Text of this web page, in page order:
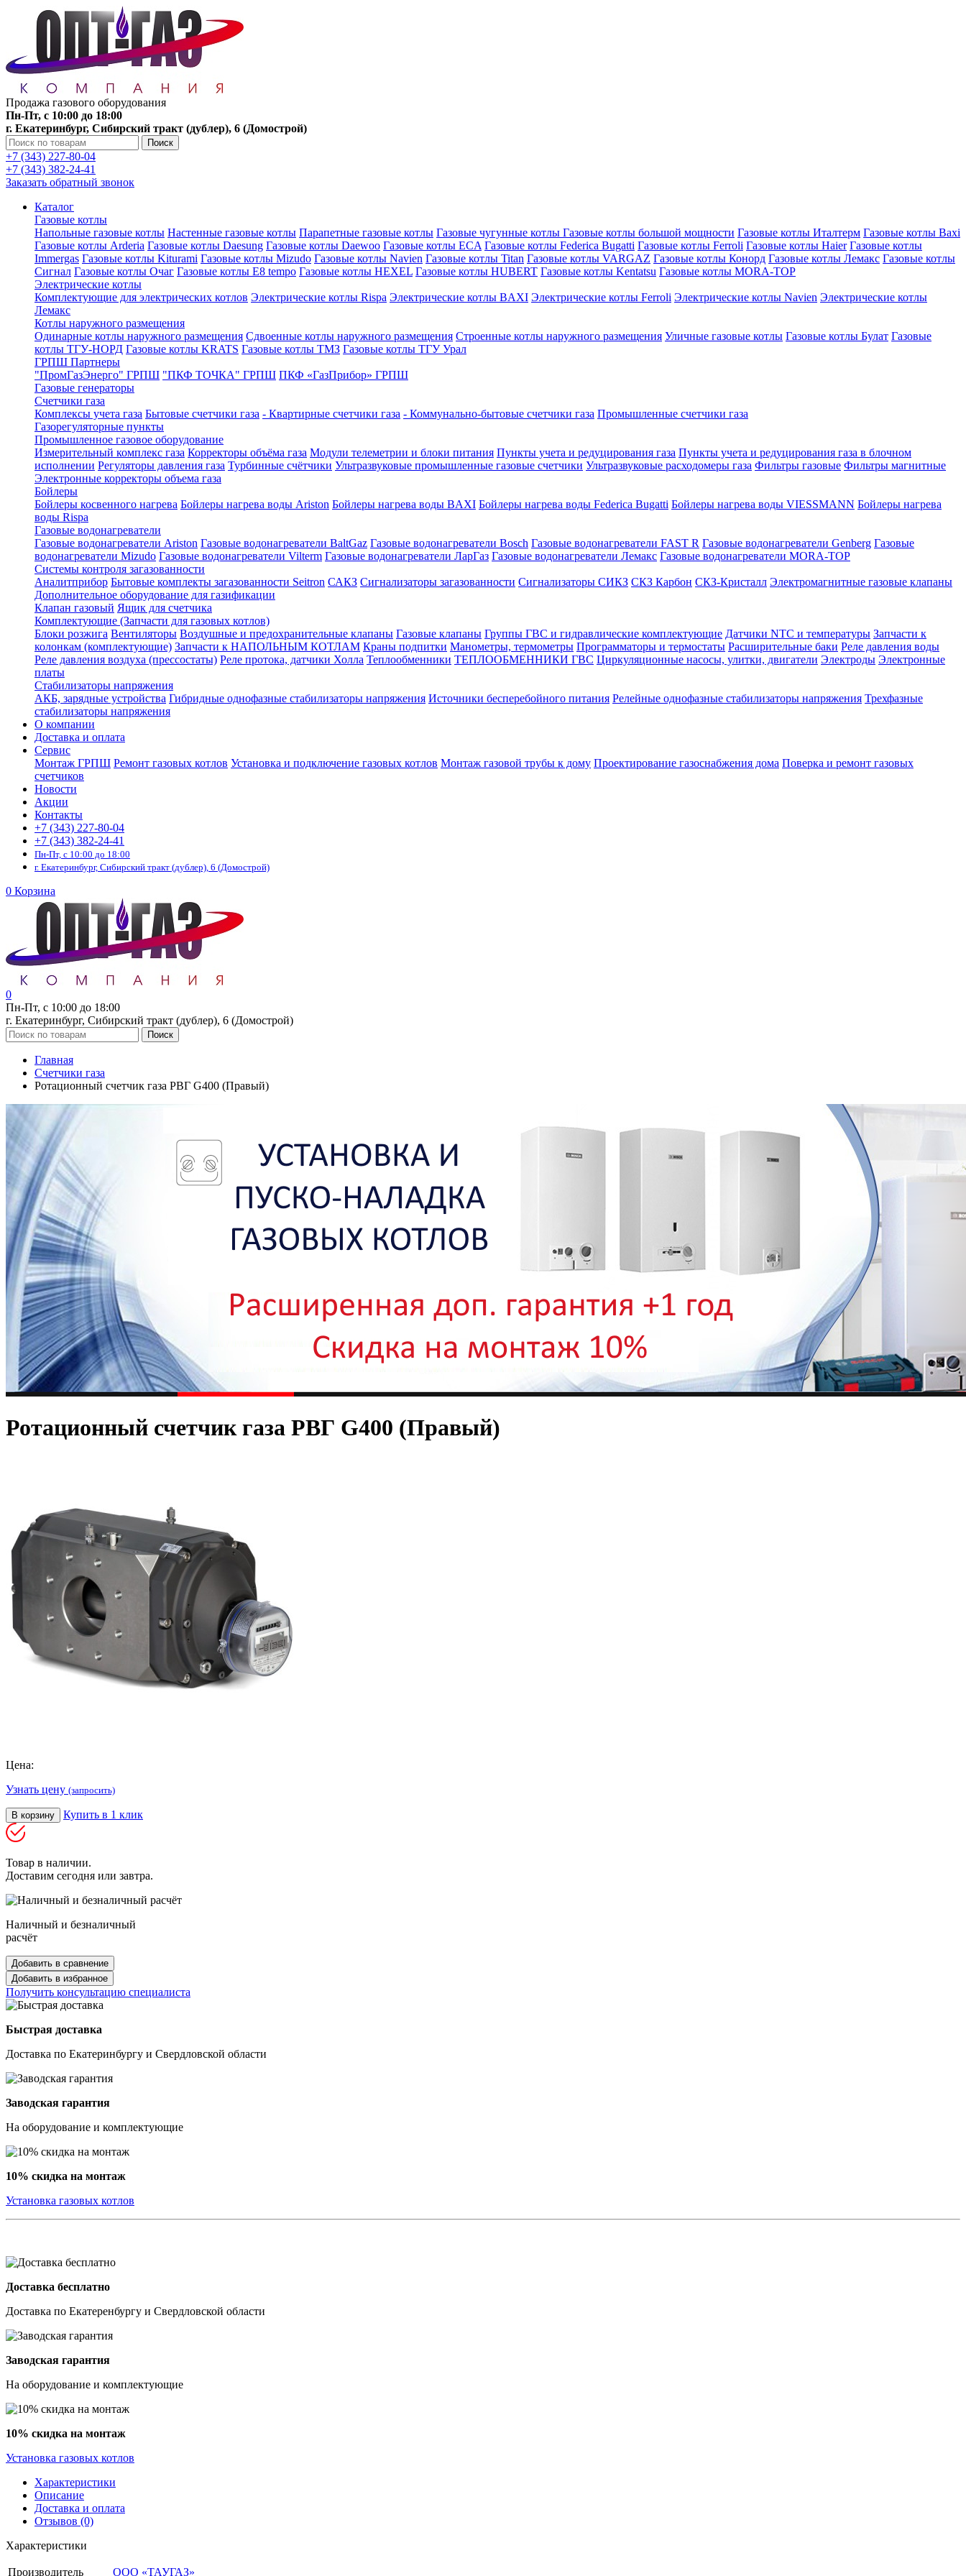
Продажа газового оборудования
Пн-Пт, с 10:00 до 18:00
г. Екатеринбург, Сибирский тракт (дублер), 6 (Домострой)
Поиск
+7 (343) 227-80-04
+7 (343) 382-24-41
Заказать обратный звонок
Каталог
Газовые котлы
Напольные газовые котлы Настенные газовые котлы Парапетные газовые котлы Газовые чугунные котлы Газовые котлы большой мощности Газовые котлы Италтерм Газовые котлы Baxi
Газовые котлы Arderia Газовые котлы Daesung Газовые котлы Daewoo Газовые котлы ECA Газовые котлы Federica Bugatti Газовые котлы Ferroli Газовые котлы Haier Газовые котлы
Immergas Газовые котлы Kiturami Газовые котлы Mizudo Газовые котлы Navien Газовые котлы Titan Газовые котлы VARGAZ Газовые котлы Конорд Газовые котлы Лемакс Газовые котлы
Сигнал Газовые котлы Очаг Газовые котлы E8 tempo Газовые котлы HEXEL Газовые котлы HUBERT Газовые котлы Kentatsu Газовые котлы MORA-TOP
Электрические котлы
Комплектующие для электрических котлов Электрические котлы Rispa Электрические котлы BAXI Электрические котлы Ferroli Электрические котлы Navien Электрические котлы
Лемакс
Котлы наружного размещения
Одинарные котлы наружного размещения Сдвоенные котлы наружного размещения Строенные котлы наружного размещения Уличные газовые котлы Газовые котлы Булат Газовые
котлы ТГУ-НОРД Газовые котлы KRATS Газовые котлы ТМЗ Газовые котлы ТГУ Урал
ГРПШ Партнеры
"ПромГазЭнерго" ГРПШ "ПКФ ТОЧКА" ГРПШ ПКФ «ГазПрибор» ГРПШ
Газовые генераторы
Счетчики газа
Комплексы учета газа Бытовые счетчики газа - Квартирные счетчики газа - Коммунально-бытовые счетчики газа Промышленные счетчики газа
Газорегуляторные пункты
Промышленное газовое оборудование
Измерительный комплекс газа Корректоры объёма газа Модули телеметрии и блоки питания Пункты учета и редуцирования газа Пункты учета и редуцирования газа в блочном
исполнении Регуляторы давления газа Турбинные счётчики Ультразвуковые промышленные газовые счетчики Ультразвуковые расходомеры газа Фильтры газовые Фильтры магнитные
Электронные корректоры объема газа
Бойлеры
Бойлеры косвенного нагрева Бойлеры нагрева воды Ariston Бойлеры нагрева воды BAXI Бойлеры нагрева воды Federica Bugatti Бойлеры нагрева воды VIESSMANN Бойлеры нагрева
воды Rispa
Газовые водонагреватели
Газовые водонагреватели Ariston Газовые водонагреватели BaltGaz Газовые водонагреватели Bosch Газовые водонагреватели FAST R Газовые водонагреватели Genberg Газовые
водонагреватели Mizudo Газовые водонагреватели Vilterm Газовые водонагреватели ЛарГаз Газовые водонагреватели Лемакс Газовые водонагреватели MORA-TOP
Системы контроля загазованности
Аналитприбор Бытовые комплекты загазованности Seitron САКЗ Сигнализаторы загазованности Сигнализаторы СИКЗ СКЗ Карбон СКЗ-Кристалл Электромагнитные газовые клапаны
Дополнительное оборудование для газификации
Клапан газовый Ящик для счетчика
Комплектующие (Запчасти для газовых котлов)
Блоки розжига Вентиляторы Воздушные и предохранительные клапаны Газовые клапаны Группы ГВС и гидравлические комплектующие Датчики NTC и температуры Запчасти к
колонкам (комплектующие) Запчасти к НАПОЛЬНЫМ КОТЛАМ Краны подпитки Манометры, термометры Программаторы и термостаты Расширительные баки Реле давления воды
Реле давления воздуха (прессостаты) Реле протока, датчики Холла Теплообменники ТЕПЛООБМЕННИКИ ГВС Циркуляционные насосы, улитки, двигатели Электроды Электронные
платы
Стабилизаторы напряжения
АКБ, зарядные устройства Гибридные однофазные стабилизаторы напряжения Источники бесперебойного питания Релейные однофазные стабилизаторы напряжения Трехфазные
стабилизаторы напряжения
О компании
Доставка и оплата
Сервис
Монтаж ГРПШ Ремонт газовых котлов Установка и подключение газовых котлов Монтаж газовой трубы к дому Проектирование газоснабжения дома Поверка и ремонт газовых
счетчиков
Новости
Акции
Контакты
+7 (343) 227-80-04
+7 (343) 382-24-41
Пн-Пт, с 10:00 до 18:00
г. Екатеринбург, Сибирский тракт (дублер), 6 (Домострой)
0 Корзина
0
Пн-Пт, с 10:00 до 18:00
г. Екатеринбург, Сибирский тракт (дублер), 6 (Домострой)
Поиск
Главная
Счетчики газа
Ротационный счетчик газа РВГ G400 (Правый)
Ротационный счетчик газа РВГ G400 (Правый)
Цена:
Узнать цену (запросить)
В корзину Купить в 1 клик
Товар в наличии.
Доставим сегодня или завтра.
Наличный и безналичный
расчёт
Добавить в сравнение
Добавить в избранное
Получить консультацию специалиста
Быстрая доставка
Доставка по Екатеринбургу и Свердловской области
Заводская гарантия
На оборудование и комплектующие
10% скидка на монтаж
Установка газовых котлов
Доставка бесплатно
Доставка по Екатеренбургу и Свердловской области
Заводская гарантия
На оборудование и комплектующие
10% скидка на монтаж
Установка газовых котлов
Характеристики
Описание
Доставка и оплата
Отзывов (0)
Характеристики
Производитель ООО «ТАУГАЗ»